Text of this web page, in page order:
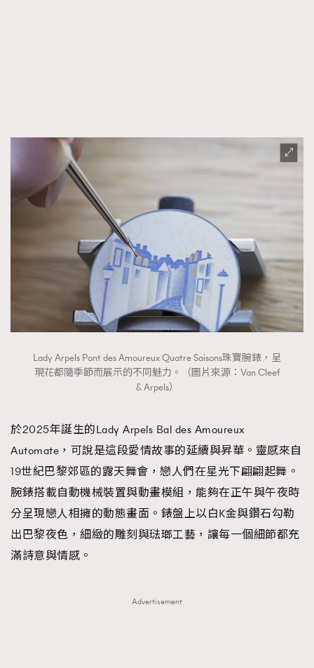
Lady Arpels Pont des Amoureux Quatre Saisons珠寶腕錶，呈
現花都隨季節而展示的不同魅力。（圖片來源：Van Cleef
& Arpels）
於2025年誕生的Lady Arpels Bal des Amoureux
Automate，可說是這段愛情故事的延續與昇華。靈感來自
19世紀巴黎郊區的露天舞會，戀人們在星光下翩翩起舞。
腕錶搭載自動機械裝置與動畫模組，能夠在正午與午夜時
分呈現戀人相擁的動態畫面。錶盤上以白K金與鑽石勾勒
出巴黎夜色，細緻的雕刻與琺瑯工藝，讓每一個細節都充
滿詩意與情感。
Advertisement